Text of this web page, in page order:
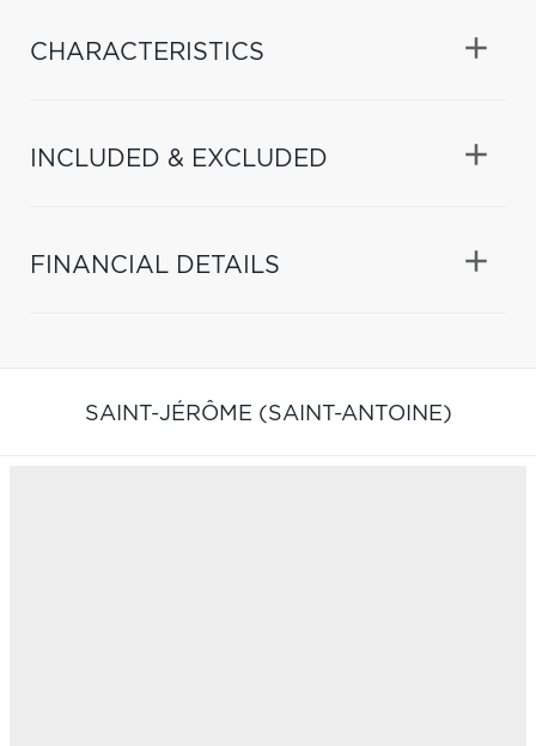
CHARACTERISTICS
INCLUDED & EXCLUDED
FINANCIAL DETAILS
SAINT-JÉRÔME (SAINT-ANTOINE)